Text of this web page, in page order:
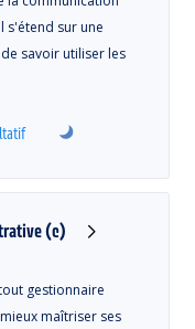
s'étend sur une
savoir utiliser les
(c)
gestionnaire
maîtriser ses